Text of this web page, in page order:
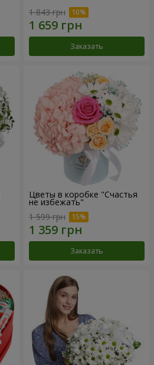
1 843 грн
Заказать
Цветы в коробке "Счастья
не избежать"
1 599 грн
Заказать